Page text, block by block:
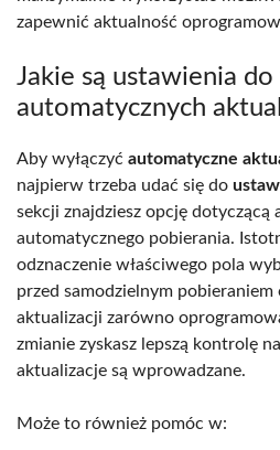
zapewnić aktualność
Jakie są ustawienia do
automatycznych
Aby wyłączyć automatyczne
najpierw trzeba udać się do
sekcji znajdziesz opcję dotyczącą
automatycznego pobierania.
odznaczenie właściwego pola
przed samodzielnym
aktualizacji zarówno
zmianie zyskasz lepszą kontrolę
aktualizacje są wprowadzane.
Może to również pomóc w: